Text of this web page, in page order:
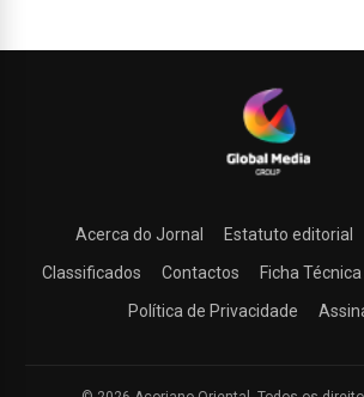
Acerca do Jornal Estatuto editorial
Classificados
Contactos Ficha Técnica
Política de Privacidade